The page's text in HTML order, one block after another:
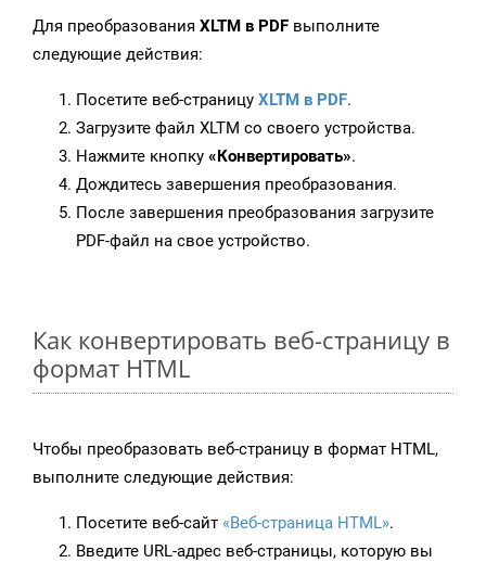
Для преобразования XLTM в PDF выполните
следующие действия:
Посетите веб-страницу XLTM в PDF.
Загрузите файл XLTM со своего устройства.
Нажмите кнопку «Конвертировать».
Дождитесь завершения преобразования.
После завершения преобразования загрузите
PDF-файл на свое устройство.
Как конвертировать веб-страницу в
формат HTML
Чтобы преобразовать веб-страницу в формат HTML,
выполните следующие действия:
Посетите веб-сайт «Веб-страница HTML».
Введите URL-адрес веб-страницы, которую вы